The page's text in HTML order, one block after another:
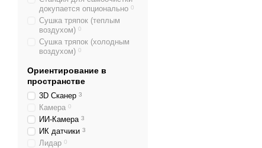
докупается опционально 0
Сушка тряпок (теплым
воздухом) 0
Сушка тряпок (холодным
воздухом) 0
Ориентирование в
пространстве
3D Сканер 3
Камера 0
ИИ-Камера 3
ИК датчики 3
Лидар 0